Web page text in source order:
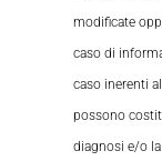
modificate
caso di
caso inerenti
possono
diagnosi e/o